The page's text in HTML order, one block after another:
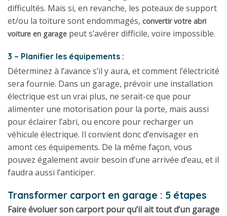
difficultés. Mais si, en revanche, les poteaux de support
et/ou la toiture sont endommagés, convertir votre abri
voiture en garage peut s’avérer difficile, voire impossible.
3 – Planifier les équipements :
Déterminez à l’avance s’il y aura, et comment l’électricité
sera fournie. Dans un garage, prévoir une installation
électrique est un vrai plus, ne serait-ce que pour
alimenter une motorisation pour la porte, mais aussi
pour éclairer l’abri, ou encore pour recharger un
véhicule électrique. Il convient donc d’envisager en
amont ces équipements. De la même façon, vous
pouvez également avoir besoin d’une arrivée d’eau, et il
faudra aussi l’anticiper.
Transformer carport en garage : 5 étapes
Faire évoluer son carport pour qu’il ait tout d’un garage